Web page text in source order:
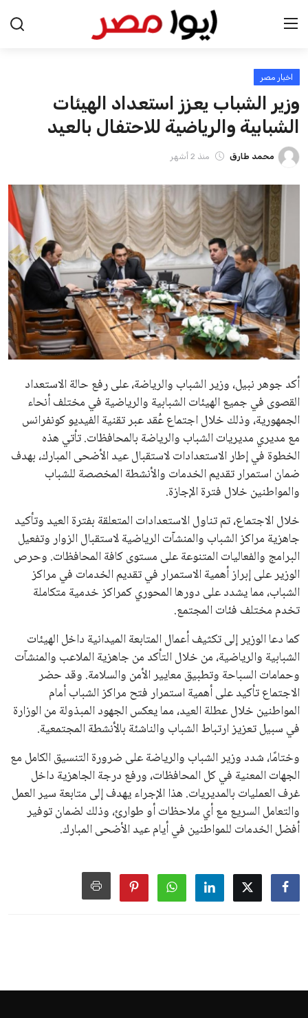
الرئيسية
اخبار مصر
عرب وعالم
اقتصاد
اخبار الرياضة
منوعات
فن وثقافة
علوم وتكنولوجيا
المرأة والجمال
حوادث
محافظات
اخبار مصر
وزير الشباب يعزز استعداد الهيئات
الشبابية والرياضية للاحتفال بالعيد
محمد طارق منذ 2 أشهر
أكد جوهر نبيل، وزير الشباب والرياضة، على رفع حالة الاستعداد
القصوى في جميع الهيئات الشبابية والرياضية في مختلف أنحاء
الجمهورية، وذلك خلال اجتماع عُقد عبر تقنية الفيديو كونفرانس
مع مديري مديريات الشباب والرياضة بالمحافظات. تأتي هذه
الخطوة في إطار الاستعدادات لاستقبال عيد الأضحى المبارك، بهدف
ضمان استمرار تقديم الخدمات والأنشطة المخصصة للشباب
والمواطنين خلال فترة الإجازة.
خلال الاجتماع، تم تناول الاستعدادات المتعلقة بفترة العيد وتأكيد
جاهزية مراكز الشباب والمنشآت الرياضية لاستقبال الزوار وتفعيل
البرامج والفعاليات المتنوعة على مستوى كافة المحافظات. وحرص
الوزير على إبراز أهمية الاستمرار في تقديم الخدمات في مراكز
الشباب، مما يشدد على دورها المحوري كمراكز خدمية متكاملة
تخدم مختلف فئات المجتمع.
كما دعا الوزير إلى تكثيف أعمال المتابعة الميدانية داخل الهيئات
الشبابية والرياضية، من خلال التأكد من جاهزية الملاعب والمنشآت
وحمامات السباحة وتطبيق معايير الأمن والسلامة. وقد حضر
الاجتماع تأكيد على أهمية استمرار فتح مراكز الشباب أمام
المواطنين خلال عطلة العيد، مما يعكس الجهود المبذولة من الوزارة
في سبيل تعزيز ارتباط الشباب والناشئة بالأنشطة المجتمعية.
وختامًا، شدد وزير الشباب والرياضة على ضرورة التنسيق الكامل مع
الجهات المعنية في كل المحافظات، ورفع درجة الجاهزية داخل
غرف العمليات بالمديريات. هذا الإجراء يهدف إلى متابعة سير العمل
والتعامل السريع مع أي ملاحظات أو طوارئ، وذلك لضمان توفير
أفضل الخدمات للمواطنين في أيام عيد الأضحى المبارك.